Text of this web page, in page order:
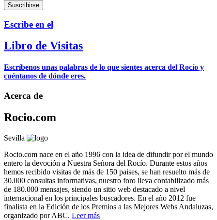
Escribe en el
Libro de Visitas
Escríbenos unas palabras de lo que sientes acerca del Rocío y
cuéntanos de dónde eres.
Acerca de
Rocio.com
Sevilla
Rocio.com nace en el año 1996 con la idea de difundir por el mundo
entero la devoción a Nuestra Señora del Rocío. Durante estos años
hemos recibido visitas de más de 150 paises, se han resuelto más de
30.000 consultas informativas, nuestro foro lleva contabilizado más
de 180.000 mensajes, siendo un sitio web destacado a nivel
internacional en los principales buscadores. En el año 2012 fue
finalista en la Edición de los Premios a las Mejores Webs Andaluzas,
organizado por ABC. Leer más